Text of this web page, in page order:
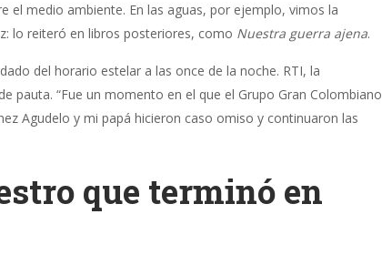
el medio ambiente. En las aguas, por ejemplo, vimos la
lo reiteró en libros posteriores, como Nuestra guerra ajena.
del horario estelar a las once de la noche. RTI, la
“Fue un momento en el que el Grupo Gran Colombiano
Agudelo y mi papá hicieron caso omiso y continuaron las
que terminó en